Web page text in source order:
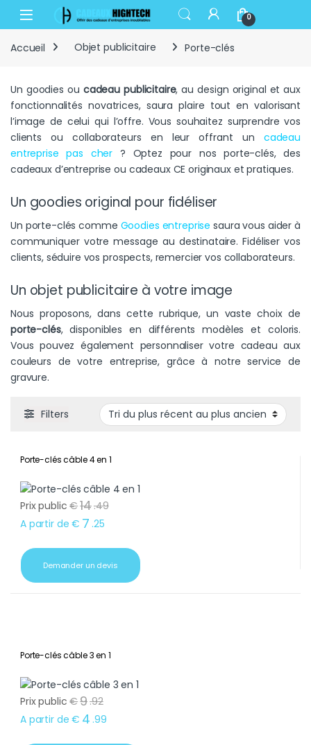
Skip to navigation
Skip to content
Open 0
Accueil Objet publicitaire Porte-clés
Un goodies ou cadeau publicitaire, au design original et aux
fonctionnalités novatrices, saura plaire tout en valorisant
l’image de celui qui l’offre. Vous souhaitez surprendre vos
clients ou collaborateurs en leur offrant un cadeau
entreprise pas cher ? Optez pour nos porte-clés, des
cadeaux d’entreprise ou cadeaux CE originaux et pratiques.
Un goodies original pour fidéliser
Un porte-clés comme Goodies entreprise saura vous aider à
communiquer votre message au destinataire. Fidéliser vos
clients, séduire vos prospects, remercier vos collaborateurs.
Un objet publicitaire à votre image
Nous proposons, dans cette rubrique, un vaste choix de
porte-clés, disponibles en différents modèles et coloris.
Vous pouvez également personnaliser votre cadeau aux
couleurs de votre entreprise, grâce à notre service de
gravure.
Filters
Porte-clés câble 4 en 1
Prix public €14.49
A partir de € 7 .25
Demander un devis
Porte-clés câble 3 en 1
Prix public €9.92
A partir de € 4 .99